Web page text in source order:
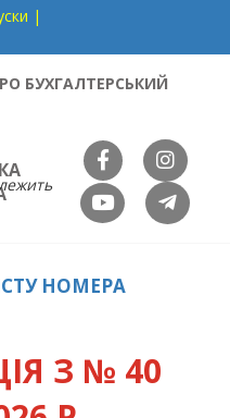
|
БУХГАЛТЕРСЬКИЙ
НОМЕРА
З № 40